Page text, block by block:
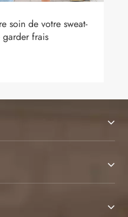
longues est-il un